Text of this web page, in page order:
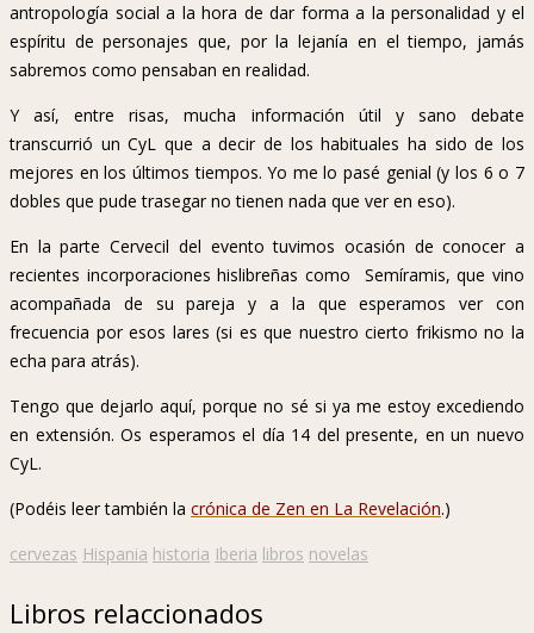
antropología social a la hora de dar forma a la personalidad y el
espíritu de personajes que, por la lejanía en el tiempo, jamás
sabremos como pensaban en realidad.
Y así, entre risas, mucha información útil y sano debate
transcurrió un CyL que a decir de los habituales ha sido de los
mejores en los últimos tiempos. Yo me lo pasé genial (y los 6 o 7
dobles que pude trasegar no tienen nada que ver en eso).
En la parte Cervecil del evento tuvimos ocasión de conocer a
recientes incorporaciones hislibreñas como Semíramis, que vino
acompañada de su pareja y a la que esperamos ver con
frecuencia por esos lares (si es que nuestro cierto frikismo no la
echa para atrás).
Tengo que dejarlo aquí, porque no sé si ya me estoy excediendo
en extensión. Os esperamos el día 14 del presente, en un nuevo
CyL.
(Podéis leer también la crónica de Zen en La Revelación.)
cervezas Hispania historia Iberia libros novelas
Libros relaccionados